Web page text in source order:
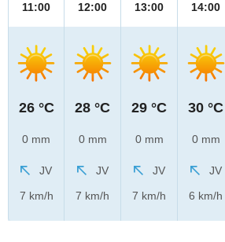
11:00
26 °C
0 mm
JV
7 km/h
12:00
28 °C
0 mm
JV
7 km/h
13:00
29 °C
0 mm
JV
7 km/h
14:00
30 °C
0 mm
JV
6 km/h